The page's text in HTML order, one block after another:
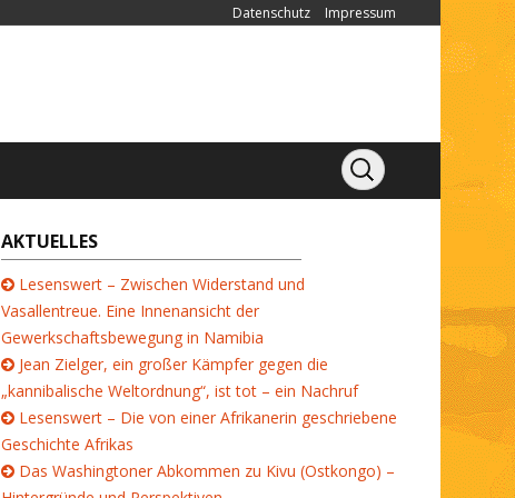
Datenschutz Impressum
AKTUELLES
Lesenswert – Zwischen Widerstand und
Vasallentreue. Eine Innenansicht der
Gewerkschaftsbewegung in Namibia
Jean Zielger, ein großer Kämpfer gegen die
„kannibalische Weltordnung“, ist tot – ein Nachruf
Lesenswert – Die von einer Afrikanerin geschriebene
Geschichte Afrikas
Das Washingtoner Abkommen zu Kivu (Ostkongo) –